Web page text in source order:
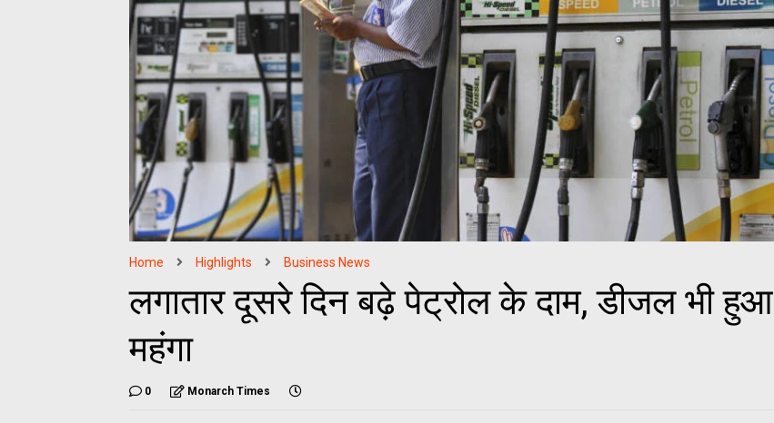
Home Highlights Business News
लगातार दूसरे दिन बढ़े पेट्रोल के दाम, डीजल भी हुआ
महंगा
0 Monarch Times